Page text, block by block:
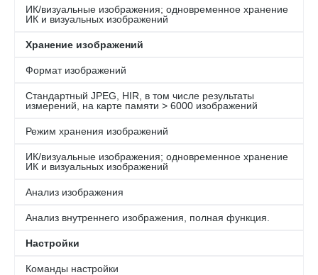
ИК/визуальные изображения; одновременное хранение
ИК и визуальных изображений
Хранение изображений
Формат изображений
Стандартный JPEG, HIR, в том числе результаты
измерений, на карте памяти > 6000 изображений
Режим хранения изображений
ИК/визуальные изображения; одновременное хранение
ИК и визуальных изображений
Анализ изображения
Анализ внутреннего изображения, полная функция.
Настройки
Команды настройки